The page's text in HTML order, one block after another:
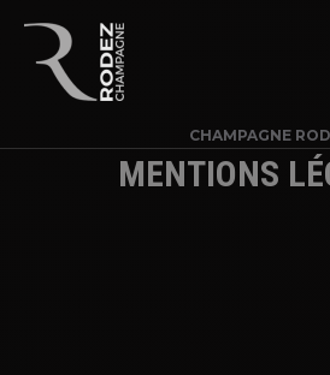
CHAMPAGNE
MENTIONS